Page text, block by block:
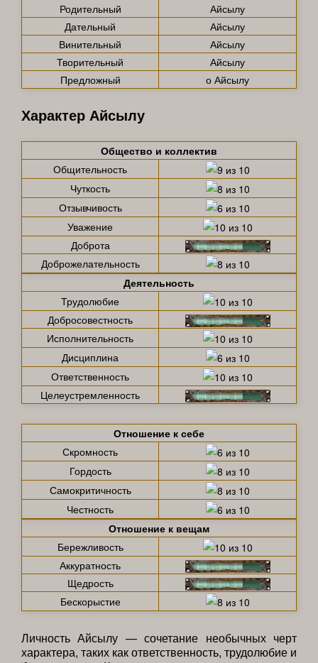
Родительный
Айсылу
Дательный
Айсылу
Винительный
Айсылу
Творительный
Айсылу
Предложный
о Айсылу
Характер Айсылу
Общество и коллектив
Общительность
Чуткость
Отзывчивость
Уважение
Доброта
Доброжелательность
Деятельность
Трудолюбие
Добросовестность
Исполнительность
Дисциплина
Ответственность
Целеустремленность
Отношение к себе
Скромность
Гордость
Самокритичность
Честность
Отношение к вещам
Бережливость
Аккуратность
Щедрость
Бескорыстие
Личность Айсылу — сочетание необычных черт
характера, таких как ответственность, трудолюбие и